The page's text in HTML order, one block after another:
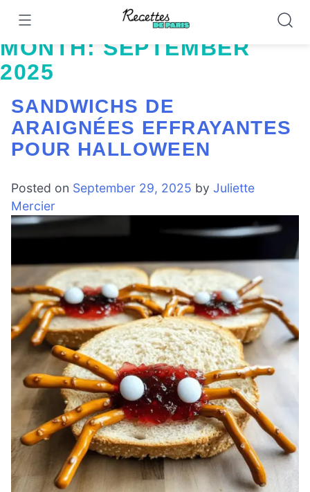
contentMONTH: SEPTEMBER
2025
SANDWICHS DE
ARAIGNÉES EFFRAYANTES
POUR HALLOWEEN
Posted on September 29, 2025 by Juliette
Mercier